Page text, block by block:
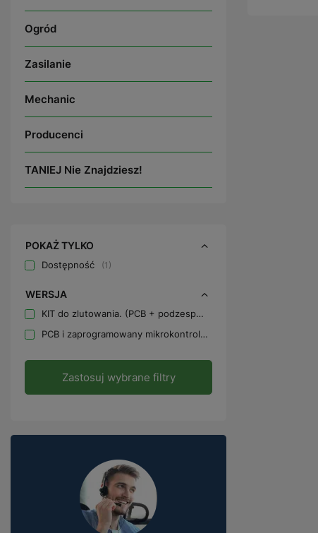
Ogród
Zasilanie
Mechanic
Producenci
TANIEJ Nie Znajdziesz!
POKAŻ TYLKO
Dostępność 1
WERSJA
KIT do zlutowania. (PCB + podzespoły)
PCB i zaprogramowany mikrokontroler (bez podzespołów)
Zastosuj wybrane filtry